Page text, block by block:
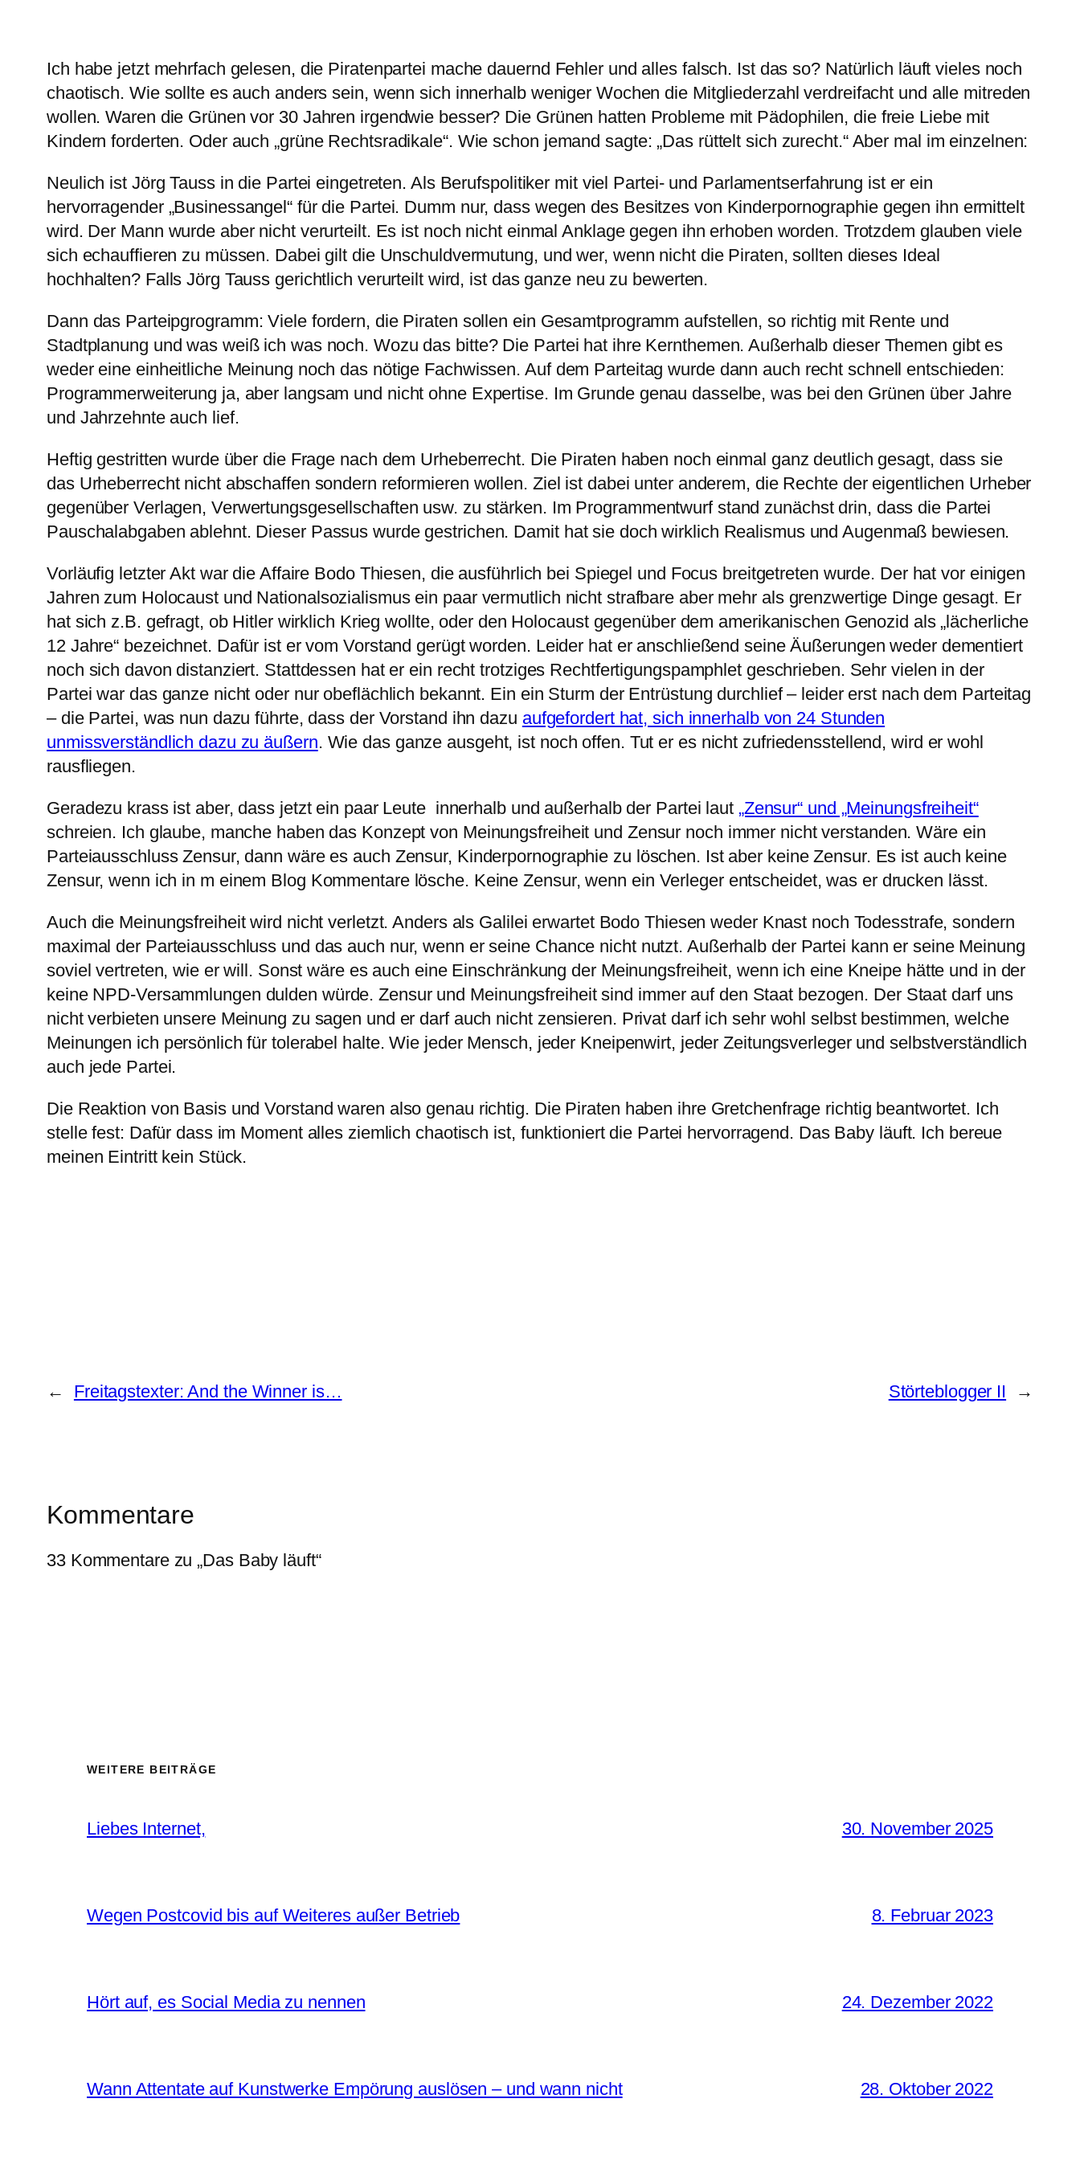
Ich habe jetzt mehrfach gelesen, die Piratenpartei mache dauernd Fehler und alles falsch. Ist das so? Natürlich läuft vieles noch
chaotisch. Wie sollte es auch anders sein, wenn sich innerhalb weniger Wochen die Mitgliederzahl verdreifacht und alle mitreden
wollen. Waren die Grünen vor 30 Jahren irgendwie besser? Die Grünen hatten Probleme mit Pädophilen, die freie Liebe mit
Kindern forderten. Oder auch „grüne Rechtsradikale“. Wie schon jemand sagte: „Das rüttelt sich zurecht.“ Aber mal im einzelnen:
Neulich ist Jörg Tauss in die Partei eingetreten. Als Berufspolitiker mit viel Partei- und Parlamentserfahrung ist er ein
hervorragender „Businessangel“ für die Partei. Dumm nur, dass wegen des Besitzes von Kinderpornographie gegen ihn ermittelt
wird. Der Mann wurde aber nicht verurteilt. Es ist noch nicht einmal Anklage gegen ihn erhoben worden. Trotzdem glauben viele
sich echauffieren zu müssen. Dabei gilt die Unschuldvermutung, und wer, wenn nicht die Piraten, sollten dieses Ideal
hochhalten? Falls Jörg Tauss gerichtlich verurteilt wird, ist das ganze neu zu bewerten.
Dann das Parteipgrogramm: Viele fordern, die Piraten sollen ein Gesamtprogramm aufstellen, so richtig mit Rente und
Stadtplanung und was weiß ich was noch. Wozu das bitte? Die Partei hat ihre Kernthemen. Außerhalb dieser Themen gibt es
weder eine einheitliche Meinung noch das nötige Fachwissen. Auf dem Parteitag wurde dann auch recht schnell entschieden:
Programmerweiterung ja, aber langsam und nicht ohne Expertise. Im Grunde genau dasselbe, was bei den Grünen über Jahre
und Jahrzehnte auch lief.
Heftig gestritten wurde über die Frage nach dem Urheberrecht. Die Piraten haben noch einmal ganz deutlich gesagt, dass sie
das Urheberrecht nicht abschaffen sondern reformieren wollen. Ziel ist dabei unter anderem, die Rechte der eigentlichen Urheber
gegenüber Verlagen, Verwertungsgesellschaften usw. zu stärken. Im Programmentwurf stand zunächst drin, dass die Partei
Pauschalabgaben ablehnt. Dieser Passus wurde gestrichen. Damit hat sie doch wirklich Realismus und Augenmaß bewiesen.
Vorläufig letzter Akt war die Affaire Bodo Thiesen, die ausführlich bei Spiegel und Focus breitgetreten wurde. Der hat vor einigen
Jahren zum Holocaust und Nationalsozialismus ein paar vermutlich nicht strafbare aber mehr als grenzwertige Dinge gesagt. Er
hat sich z.B. gefragt, ob Hitler wirklich Krieg wollte, oder den Holocaust gegenüber dem amerikanischen Genozid als „lächerliche
12 Jahre“ bezeichnet. Dafür ist er vom Vorstand gerügt worden. Leider hat er anschließend seine Äußerungen weder dementiert
noch sich davon distanziert. Stattdessen hat er ein recht trotziges Rechtfertigungspamphlet geschrieben. Sehr vielen in der
Partei war das ganze nicht oder nur obeflächlich bekannt. Ein ein Sturm der Entrüstung durchlief – leider erst nach dem Parteitag
– die Partei, was nun dazu führte, dass der Vorstand ihn dazu aufgefordert hat, sich innerhalb von 24 Stunden
unmissverständlich dazu zu äußern. Wie das ganze ausgeht, ist noch offen. Tut er es nicht zufriedensstellend, wird er wohl
rausfliegen.
Geradezu krass ist aber, dass jetzt ein paar Leute innerhalb und außerhalb der Partei laut „Zensur“ und „Meinungsfreiheit“
schreien. Ich glaube, manche haben das Konzept von Meinungsfreiheit und Zensur noch immer nicht verstanden. Wäre ein
Parteiausschluss Zensur, dann wäre es auch Zensur, Kinderpornographie zu löschen. Ist aber keine Zensur. Es ist auch keine
Zensur, wenn ich in m einem Blog Kommentare lösche. Keine Zensur, wenn ein Verleger entscheidet, was er drucken lässt.
Auch die Meinungsfreiheit wird nicht verletzt. Anders als Galilei erwartet Bodo Thiesen weder Knast noch Todesstrafe, sondern
maximal der Parteiausschluss und das auch nur, wenn er seine Chance nicht nutzt. Außerhalb der Partei kann er seine Meinung
soviel vertreten, wie er will. Sonst wäre es auch eine Einschränkung der Meinungsfreiheit, wenn ich eine Kneipe hätte und in der
keine NPD-Versammlungen dulden würde. Zensur und Meinungsfreiheit sind immer auf den Staat bezogen. Der Staat darf uns
nicht verbieten unsere Meinung zu sagen und er darf auch nicht zensieren. Privat darf ich sehr wohl selbst bestimmen, welche
Meinungen ich persönlich für tolerabel halte. Wie jeder Mensch, jeder Kneipenwirt, jeder Zeitungsverleger und selbstverständlich
auch jede Partei.
Die Reaktion von Basis und Vorstand waren also genau richtig. Die Piraten haben ihre Gretchenfrage richtig beantwortet. Ich
stelle fest: Dafür dass im Moment alles ziemlich chaotisch ist, funktioniert die Partei hervorragend. Das Baby läuft. Ich bereue
meinen Eintritt kein Stück.
← Freitagstexter: And the Winner is… Störteblogger II →
Kommentare
33 Kommentare zu „Das Baby läuft“
WEITERE BEITRÄGE
Liebes Internet, 30. November 2025
Wegen Postcovid bis auf Weiteres außer Betrieb 8. Februar 2023
Hört auf, es Social Media zu nennen 24. Dezember 2022
Wann Attentate auf Kunstwerke Empörung auslösen – und wann nicht 28. Oktober 2022